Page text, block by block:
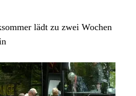
lädt zu zwei Wochen
Hering